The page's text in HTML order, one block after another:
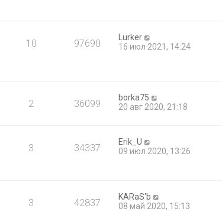
10 97690
Lurker
16 июл 2021, 14:24
2 36099
borka75
20 авг 2020, 21:18
3 34337
Erik_U
09 июл 2020, 13:26
3 42837
KARaS'b
08 май 2020, 15:13